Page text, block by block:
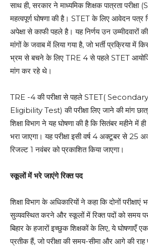
साथ ही, सरकार ने माध्यमिक शिक्षक पात्रता
महत्वपूर्ण घोषणा की है। STET के लिए आवेदन पत्र
अपेक्षा से काफी पहले है। यह निर्णय उन
मांगों के जवाब में लिया गया है, जो भर्ती प्रक्रिया में
भ्रम से बचने के लिए TRE 4 से पहले STET
मांग कर रहे थे।
TRE -4 की परीक्षा से पहले STET(
Eligibility Test) की परीक्षा लिए जाने की मांग
शिक्षा विभाग ने यह घोषणा की है कि सितंबर महीने में ही
भरा जाएगा। यह परीक्षा इसी वर्ष 4 अक्टूबर से 25
रिजल्ट 1 नवंबर को प्रकाशित किया जाएगा।
स्कूलों में भरे जाएंगे रिक्त पद
शिक्षा विभाग के अधिकारियों ने कहा कि दोनों परीक्षाएं
सुव्यवस्थित करने और स्कूलों में रिक्त पदों को समय
बिहार के हजारों इच्छुक शिक्षकों के लिए, ये घोषणाएँ
प्रतीक हैं, जो परीक्षा की समय-सीमा और आगे की राह